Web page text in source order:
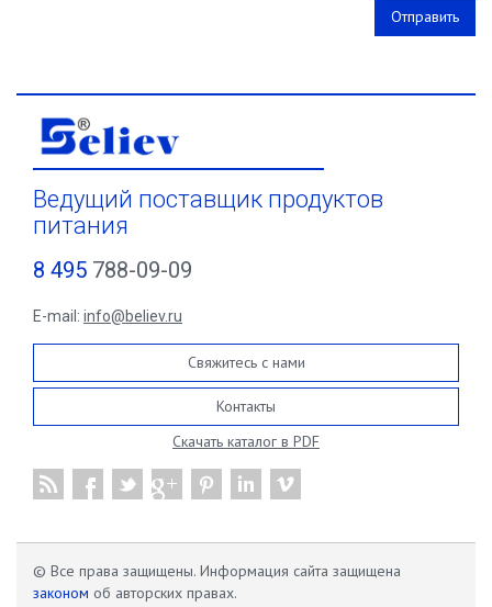
Ведущий поставщик продуктов
питания
8 495 788-09-09
E-mail: info@believ.ru
Свяжитесь с нами
Контакты
Скачать каталог в PDF
© Все права защищены. Информация сайта защищена
законом об авторских правах.